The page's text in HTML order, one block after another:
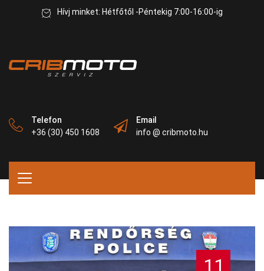
Hívj minket: Hétfőtől -Péntekig 7:00-16:00-ig
Telefon
+36 (30) 450 1608
Email
info @ cribmoto.hu
11